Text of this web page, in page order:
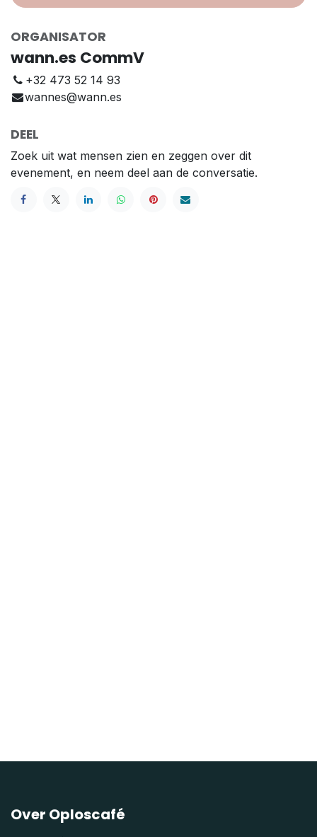
ORGANISATOR
wann.es CommV
+32 473 52 14 93
wannes@wann.es
DEEL
Zoek uit wat mensen zien en zeggen over dit
evenement, en neem deel aan de conversatie.
Over Oploscafé